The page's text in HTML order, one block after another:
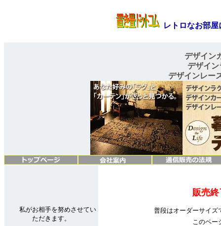
レトロなお部
デザイン
デザイ
デザインレー
私がお相手を努めさせてい
ただきます。
販売
普段はオーダーサイズ
このペー